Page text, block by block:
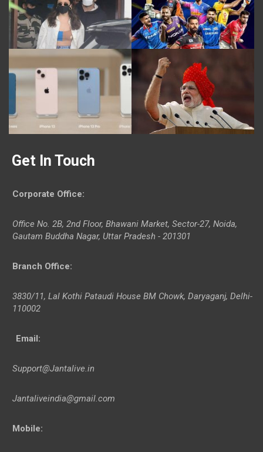
Get In Touch
Corporate Office:
Office No. 2B, 2nd Floor, Bhawani Market, Sector-27, Noida,
Gautam Buddha Nagar, Uttar Pradesh - 201301
Branch Office:
3830/11, Lal Kothi Pataudi House BM Chowk, Daryaganj, Delhi-
110002
Email:
Support@Jantalive.in
Jantaliveindia@gmail.com
Mobile: